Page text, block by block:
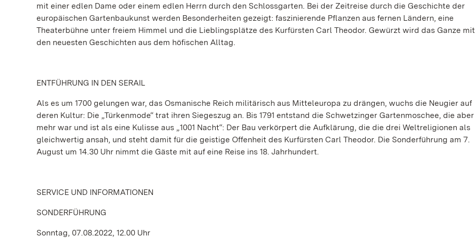
mit einer edlen Dame oder einem edlen Herrn durch den Schlossgarten. Bei der Zeitreise durch die Geschichte der
europäischen Gartenbaukunst werden Besonderheiten gezeigt: faszinierende Pflanzen aus fernen Ländern, eine
Theaterbühne unter freiem Himmel und die Lieblingsplätze des Kurfürsten Carl Theodor. Gewürzt wird das Ganze mit
den neuesten Geschichten aus dem höfischen Alltag.
ENTFÜHRUNG IN DEN SERAIL
Als es um 1700 gelungen war, das Osmanische Reich militärisch aus Mitteleuropa zu drängen, wuchs die Neugier auf
deren Kultur: Die „Türkenmode“ trat ihren Siegeszug an. Bis 1791 entstand die Schwetzinger Gartenmoschee, die aber
mehr war und ist als eine Kulisse aus „1001 Nacht“: Der Bau verkörpert die Aufklärung, die die drei Weltreligionen als
gleichwertig ansah, und steht damit für die geistige Offenheit des Kurfürsten Carl Theodor. Die Sonderführung am 7.
August um 14.30 Uhr nimmt die Gäste mit auf eine Reise ins 18. Jahrhundert.
SERVICE UND INFORMATIONEN
SONDERFÜHRUNG
Sonntag, 07.08.2022, 12.00 Uhr